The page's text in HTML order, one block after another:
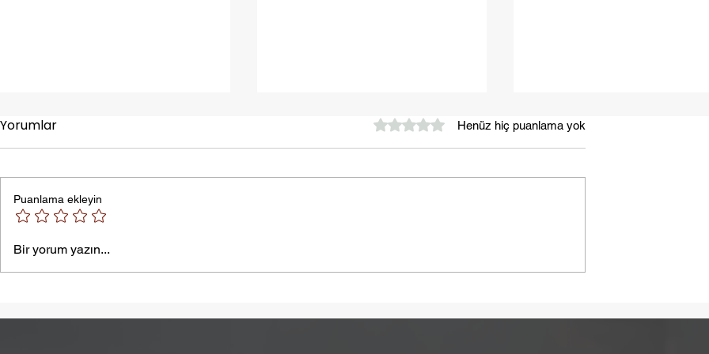
Sıcak Çarpması
İntoleransı Olabilir
Yorumlar 5 üzerinden 0 yıldızHenüz hiç puanlama yok
Puanlama ekleyin
Bir yorum yazın...